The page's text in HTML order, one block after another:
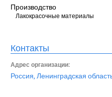
Производство
Лакокрасочные материалы
Контакты
Адрес организации:
Россия, Ленинградская